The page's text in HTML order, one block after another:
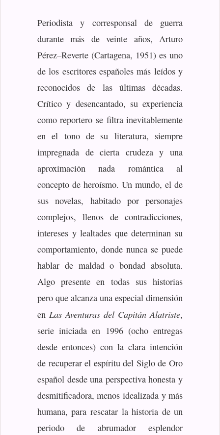
Periodista y corresponsal de guerra
durante más de veinte años, Arturo
Pérez‒Reverte (Cartagena, 1951) es uno
de los escritores españoles más leídos y
reconocidos de las últimas décadas.
Crítico y desencantado, su experiencia
como reportero se filtra inevitablemente
en el tono de su literatura, siempre
impregnada de cierta crudeza y una
aproximación nada romántica al
concepto de heroísmo. Un mundo, el de
sus novelas, habitado por personajes
complejos, llenos de contradicciones,
intereses y lealtades que determinan su
comportamiento, donde nunca se puede
hablar de maldad o bondad absoluta.
Algo presente en todas sus historias
pero que alcanza una especial dimensión
en Las Aventuras del Capitán Alatriste,
serie iniciada en 1996 (ocho entregas
desde entonces) con la clara intención
de recuperar el espíritu del Siglo de Oro
español desde una perspectiva honesta y
desmitificadora, menos idealizada y más
humana, para rescatar la historia de un
periodo de abrumador esplendor